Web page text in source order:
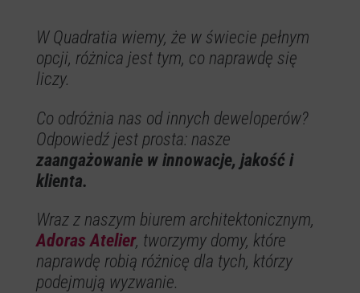
W Quadratia wiemy, że w świecie pełnym
opcji, różnica jest tym, co naprawdę się
liczy.
Co odróżnia nas od innych deweloperów?
Odpowiedź jest prosta: nasze
zaangażowanie w innowacje, jakość i
klienta.
Wraz z naszym biurem architektonicznym,
Adoras Atelier, tworzymy domy, które
naprawdę robią różnicę dla tych, którzy
podejmują wyzwanie.